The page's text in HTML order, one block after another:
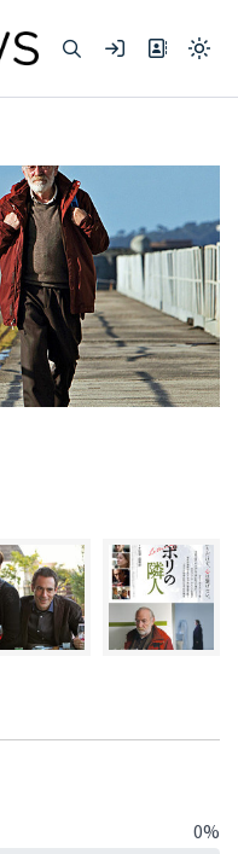
Light
dark)
0%